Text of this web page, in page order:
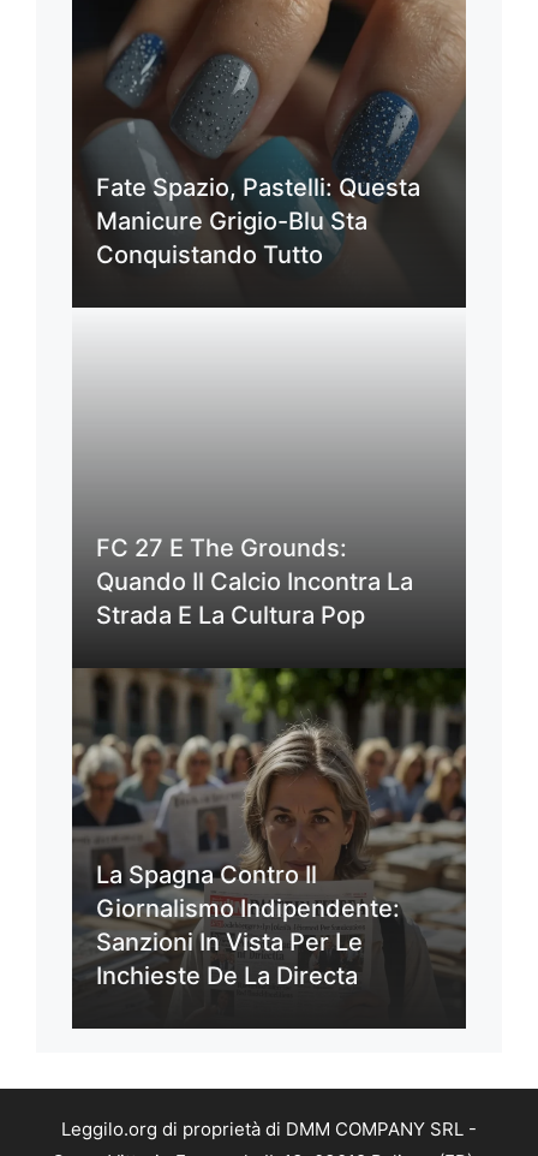
Fate Spazio, Pastelli: Questa
Manicure Grigio-Blu Sta
Conquistando Tutto
FC 27 E The Grounds:
Quando Il Calcio Incontra La
Strada E La Cultura Pop
La Spagna Contro Il
Giornalismo Indipendente:
Sanzioni In Vista Per Le
Inchieste De La Directa
Leggilo.org di proprietà di DMM COMPANY SRL -